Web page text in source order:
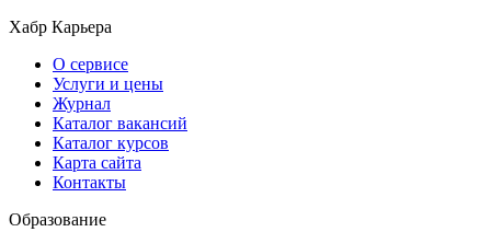
Хабр Карьера
О сервисе
Услуги и цены
Журнал
Каталог вакансий
Каталог курсов
Карта сайта
Контакты
Образование